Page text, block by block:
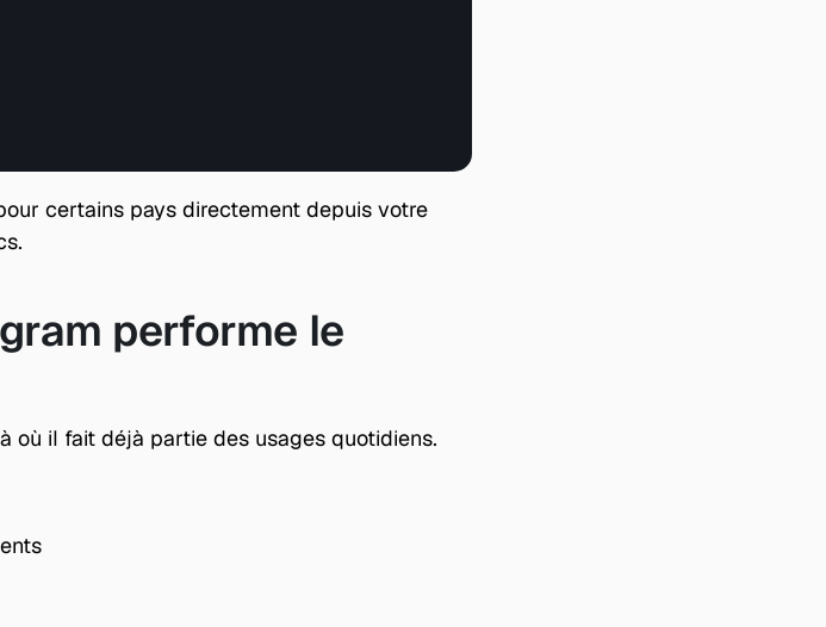
performe le
où il fait déjà partie des usages quotidiens.